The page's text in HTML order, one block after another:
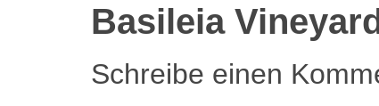
Basileia
Schreibe einen